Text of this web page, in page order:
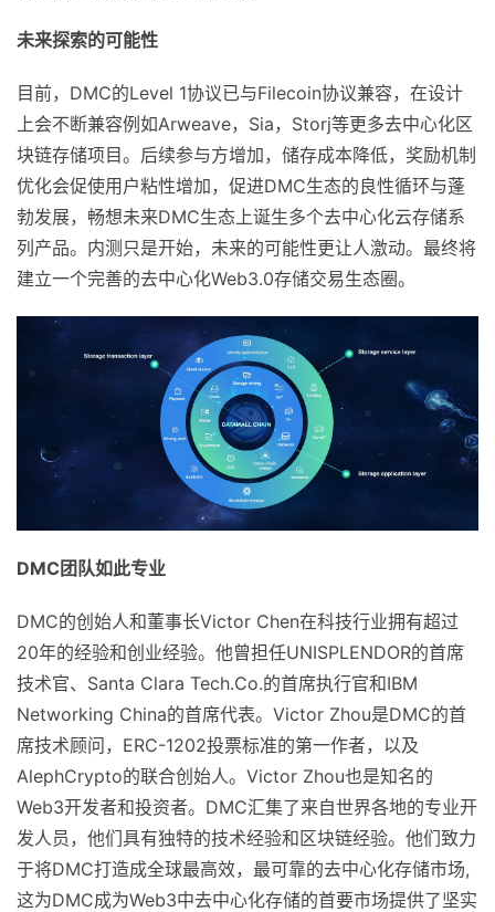
未来探索的可能性
目前，DMC的Level 1协议已与Filecoin协议兼容，在设计
上会不断兼容例如Arweave，Sia，Storj等更多去中心化区
块链存储项目。后续参与方增加，储存成本降低，奖励机制
优化会促使用户粘性增加，促进DMC生态的良性循环与蓬
勃发展，畅想未来DMC生态上诞生多个去中心化云存储系
列产品。内测只是开始，未来的可能性更让人激动。最终将
建立一个完善的去中心化Web3.0存储交易生态圈。
DMC团队如此专业
DMC的创始人和董事长Victor Chen在科技行业拥有超过
20年的经验和创业经验。他曾担任UNISPLENDOR的首席
技术官、Santa Clara Tech.Co.的首席执行官和IBM
Networking China的首席代表。Victor Zhou是DMC的首
席技术顾问，ERC-1202投票标准的第一作者，以及
AlephCrypto的联合创始人。Victor Zhou也是知名的
Web3开发者和投资者。DMC汇集了来自世界各地的专业开
发人员，他们具有独特的技术经验和区块链经验。他们致力
于将DMC打造成全球最高效，最可靠的去中心化存储市场,
这为DMC成为Web3中去中心化存储的首要市场提供了坚实